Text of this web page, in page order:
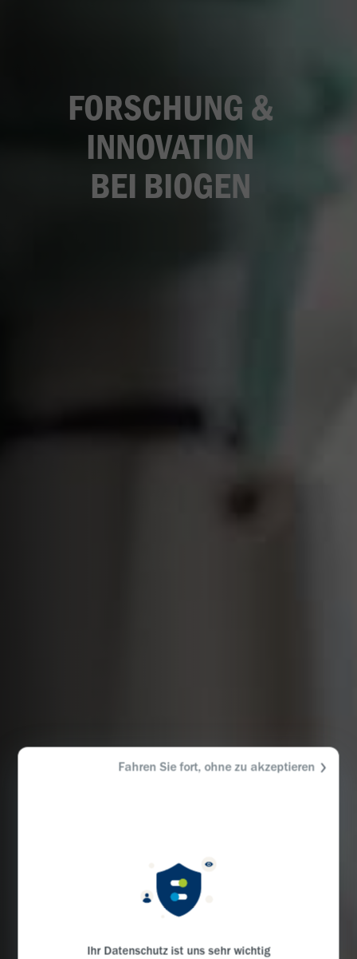
Ihr Datenschutz ist uns sehr wichtig
Fahren Sie fort, ohne zu akzeptieren
FORSCHUNG &
INNOVATION
BEI BIOGEN